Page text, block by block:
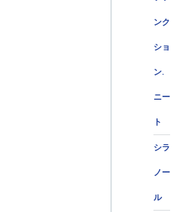
ンク
ショ
ン.
ニー
ト
シラ
ノー
ル